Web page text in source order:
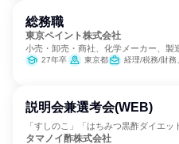
総務職
東京ペイント株式会社
小売・卸売・商社、化学メーカー、製
27年卒 東京都 経理/税務/財務、人事、
説明会兼選考会(WEB)
「すしのこ」「はちみつ黒酢ダイエッ
タマノイ酢株式会社